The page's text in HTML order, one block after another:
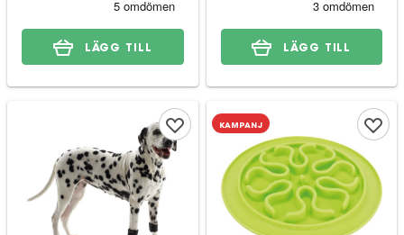
LÄGG TILL LÄGG TILL
KAMPANJ